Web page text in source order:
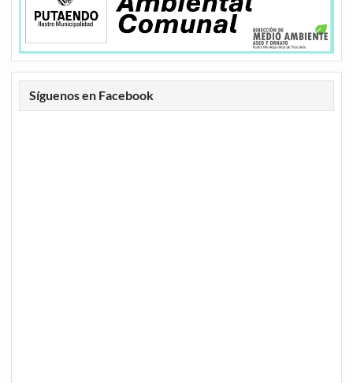
Síguenos en Facebook